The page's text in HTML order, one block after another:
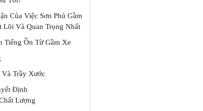
Của Việc Sơn Phủ Gầm
Và Quan Trọng Nhất
Tiếng Ồn Từ Gầm Xe
Trầy Xước
Định
Lượng